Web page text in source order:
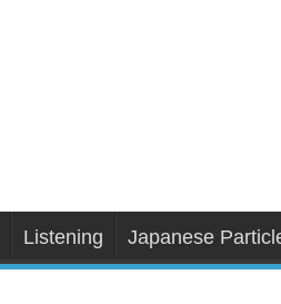
Listening Japanese